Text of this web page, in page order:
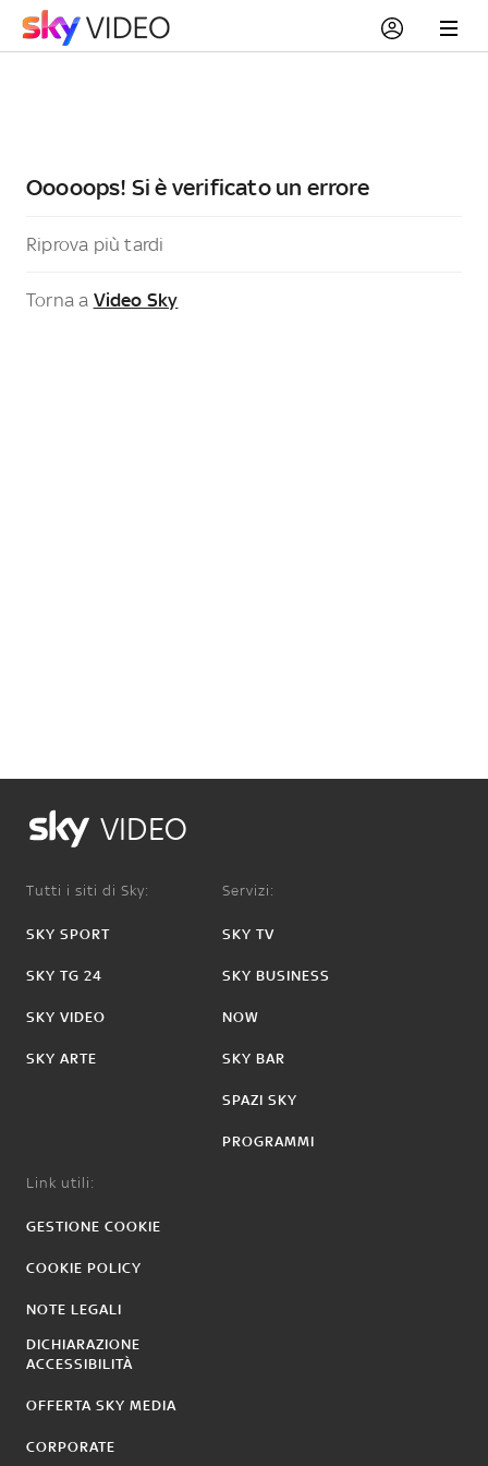
Ooooops! Si è verificato un errore
Riprova più tardi
Torna a Video Sky
VIDEO
Tutti i siti di Sky:
SKY SPORT
SKY TG 24
SKY VIDEO
SKY ARTE
Servizi:
SKY TV
SKY BUSINESS
NOW
SKY BAR
SPAZI SKY
PROGRAMMI
Link utili:
GESTIONE COOKIE
COOKIE POLICY
NOTE LEGALI
DICHIARAZIONE
ACCESSIBILITÀ
OFFERTA SKY MEDIA
CORPORATE